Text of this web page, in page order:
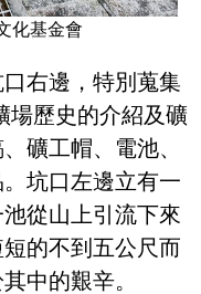
化基金會
口右邊，特別蒐集
場歷史的介紹及礦
礦工帽、電池、
坑口左邊立有一
從山上引流下來
的不到五公尺而
中的艱辛。